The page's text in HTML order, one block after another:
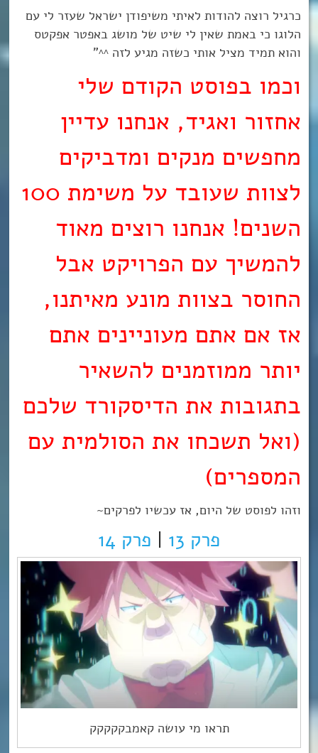
כרגיל רוצה להודות לאיתי משיפודן ישראל שעזר לי עם
הלוגו כי באמת שאין לי שיט של מושג באפטר אפקטס
והוא תמיד מציל אותי כשזה מגיע לזה ^^”
וכמו בפוסט הקודם שלי
אחזור ואגיד, אנחנו עדיין
מחפשים מנקים ומדביקים
לצוות שעובד על משימת 100
השנים! אנחנו רוצים מאוד
להמשיך עם הפרויקט אבל
החוסר בצוות מונע מאיתנו,
אז אם אתם מעוניינים אתם
יותר ממוזמנים להשאיר
בתגובות את הדיסקורד שלכם
(ואל תשכחו את הסולמית עם
המספרים)
וזהו לפוסט של היום, אז עכשיו לפרקים~
פרק 13 | פרק 14
תראו מי עושה קאמבקקקקק